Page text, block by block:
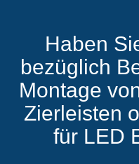
Haben
bezüglich
Montage
Zierleisten
für LED